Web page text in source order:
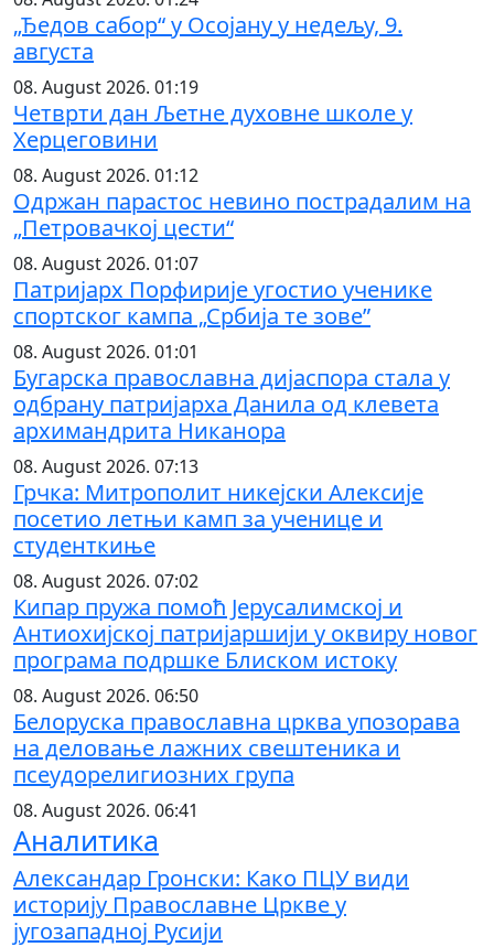
„Ђедов сабор“ у Осојану у недељу, 9.
августа
08. August 2026. 01:19
Четврти дан Љетне духовне школе у
Херцеговини
08. August 2026. 01:12
Одржан парастос невино пострадалим на
„Петровачкој цести“
08. August 2026. 01:07
Патријарх Порфирије угостио ученике
спортског кампа „Србија те зове”
08. August 2026. 01:01
Бугарска православна дијаспора стала у
одбрану патријарха Данила од клевета
архимандрита Никанора
08. August 2026. 07:13
Грчка: Митрополит никејски Алексије
посетио летњи камп за ученице и
студенткиње
08. August 2026. 07:02
Кипар пружа помоћ Јерусалимској и
Антиохијској патријаршији у оквиру новог
програма подршке Блиском истоку
08. August 2026. 06:50
Белоруска православна црква упозорава
на деловање лажних свештеника и
псеудорелигиозних група
08. August 2026. 06:41
Аналитика
Александар Гронски: Како ПЦУ види
историју Православне Цркве у
југозападној Русији